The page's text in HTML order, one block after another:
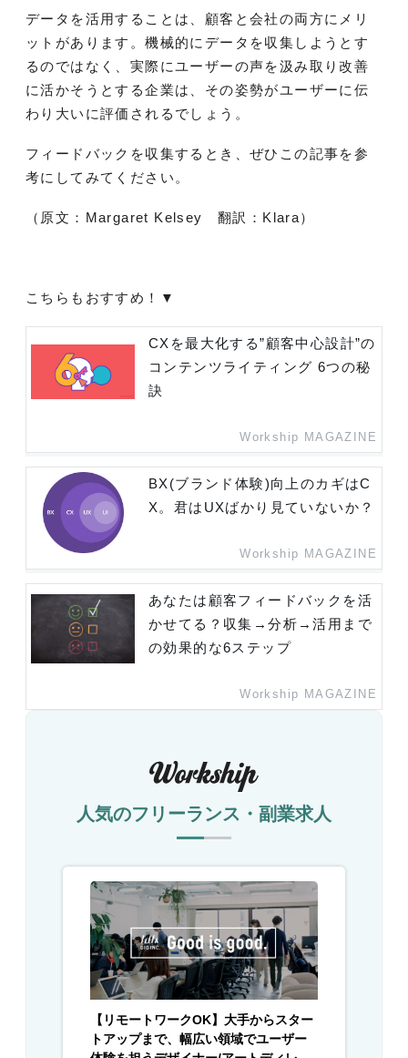
データを活用することは、顧客と会社の両方にメリ
ットがあります。機械的にデータを収集しようとす
るのではなく、実際にユーザーの声を汲み取り改善
に活かそうとする企業は、その姿勢がユーザーに伝
わり大いに評価されるでしょう。
フィードバックを収集するとき、ぜひこの記事を参
考にしてみてください。
（原文：Margaret Kelsey 翻訳：Klara）
こちらもおすすめ！▼
CXを最大化する”顧客中心設計”の
コンテンツライティング 6つの秘
訣
Workship MAGAZINE
BX(ブランド体験)向上のカギはC
X。君はUXばかり見ていないか？
Workship MAGAZINE
あなたは顧客フィードバックを活
かせてる？収集→分析→活用まで
の効果的な6ステップ
Workship MAGAZINE
人気のフリーランス・副業求人
【リモートワークOK】大手からスター
トアップまで、幅広い領域でユーザー